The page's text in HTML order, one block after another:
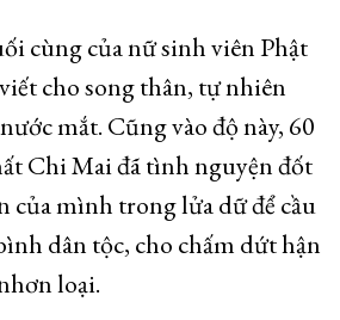
cùng của nữ sinh viên Phật
cho song thân, tự nhiên
mắt. Cũng vào độ này, 60
Chi Mai đã tình nguyện đốt
của mình trong lửa dữ để cầu
dân tộc, cho chấm dứt hận
loại.